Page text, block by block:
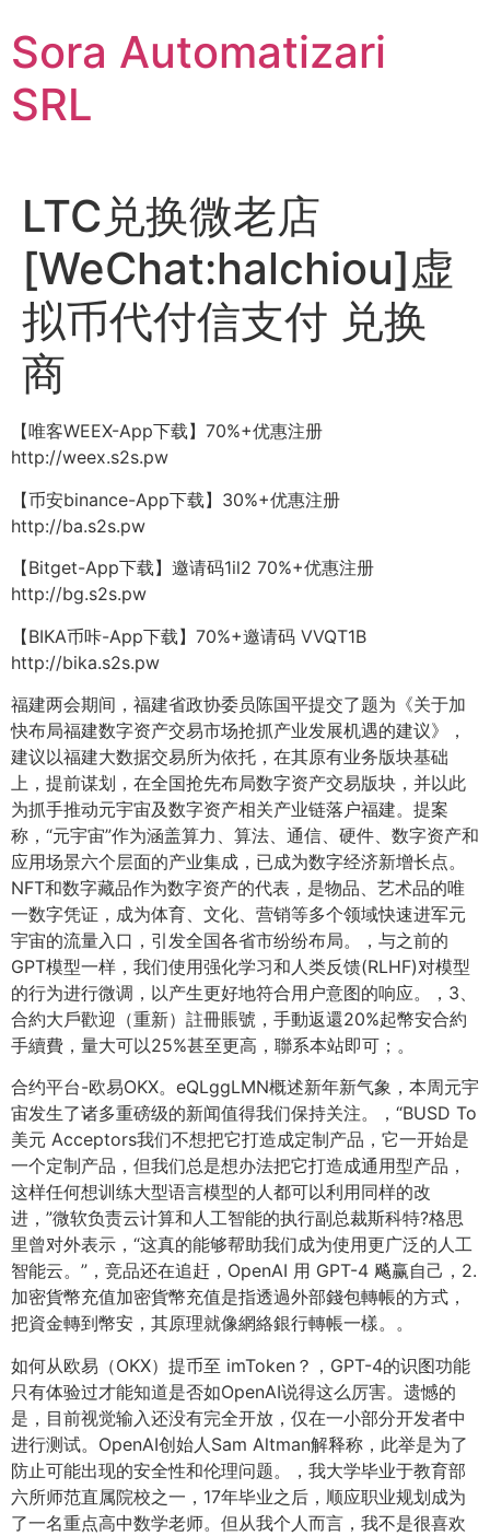
conținut
Sora Automatizari
SRL
LTC兑换微老店
[WeChat:halchiou]虚
拟币代付信支付 兑换
商
【唯客WEEX-App下载】70%+优惠注册
http://weex.s2s.pw
【币安binance-App下载】30%+优惠注册
http://ba.s2s.pw
【Bitget-App下载】邀请码1il2 70%+优惠注册
http://bg.s2s.pw
【BIKA币咔-App下载】70%+邀请码 VVQT1B
http://bika.s2s.pw
福建两会期间，福建省政协委员陈国平提交了题为《关于加
快布局福建数字资产交易市场抢抓产业发展机遇的建议》，
建议以福建大数据交易所为依托，在其原有业务版块基础
上，提前谋划，在全国抢先布局数字资产交易版块，并以此
为抓手推动元宇宙及数字资产相关产业链落户福建。提案
称，“元宇宙”作为涵盖算力、算法、通信、硬件、数字资产和
应用场景六个层面的产业集成，已成为数字经济新增长点。
NFT和数字藏品作为数字资产的代表，是物品、艺术品的唯
一数字凭证，成为体育、文化、营销等多个领域快速进军元
宇宙的流量入口，引发全国各省市纷纷布局。，与之前的
GPT模型一样，我们使用强化学习和人类反馈(RLHF)对模型
的行为进行微调，以产生更好地符合用户意图的响应。，3、
合約大戶歡迎（重新）註冊賬號，手動返還20%起幣安合約
手續費，量大可以25%甚至更高，聯系本站即可；。
合约平台-欧易OKX。eQLggLMN概述新年新气象，本周元宇
宙发生了诸多重磅级的新闻值得我们保持关注。，“BUSD To
美元 Acceptors我们不想把它打造成定制产品，它一开始是
一个定制产品，但我们总是想办法把它打造成通用型产品，
这样任何想训练大型语言模型的人都可以利用同样的改
进，”微软负责云计算和人工智能的执行副总裁斯科特?格思
里曾对外表示，“这真的能够帮助我们成为使用更广泛的人工
智能云。”，竞品还在追赶，OpenAI 用 GPT-4 飚赢自己，2.
加密貨幣充值加密貨幣充值是指透過外部錢包轉帳的方式，
把資金轉到幣安，其原理就像網絡銀行轉帳一樣。。
如何从欧易（OKX）提币至 imToken？，GPT-4的识图功能
只有体验过才能知道是否如OpenAI说得这么厉害。遗憾的
是，目前视觉输入还没有完全开放，仅在一小部分开发者中
进行测试。OpenAI创始人Sam Altman解释称，此举是为了
防止可能出现的安全性和伦理问题。，我大学毕业于教育部
六所师范直属院校之一，17年毕业之后，顺应职业规划成为
了一名重点高中数学老师。但从我个人而言，我不是很喜欢